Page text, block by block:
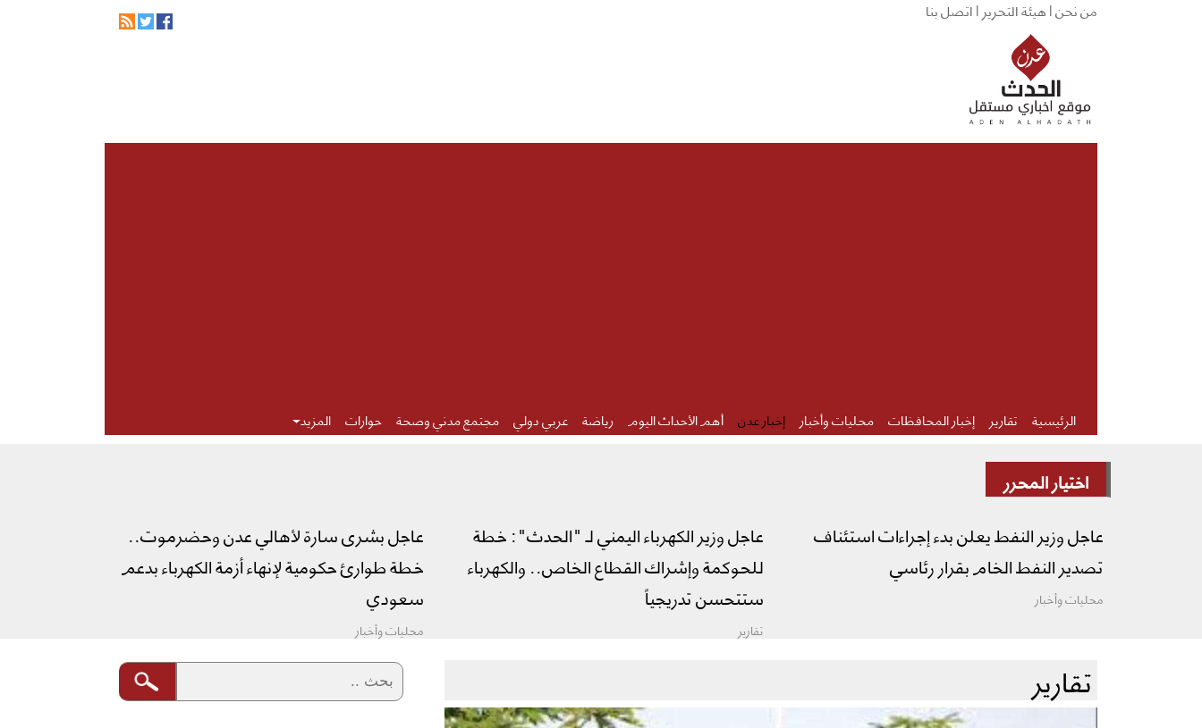
من نحن |هيئة التحرير |اتصل بنا
الرئيسية تقارير إخبار المحافظات محليات وأخبار إخبار عدن أهم الأحداث اليوم رياضة عربي دولي مجتمع مدني وصحة حوارات المزيد
اختيار المحرر
عاجل وزير النفط يعلن بدء إجراءات استئناف
تصدير النفط الخام بقرار رئاسي
محليات وأخبار
عاجل وزير الكهرباء اليمني لـ "الحدث": خطة
للحوكمة وإشراك القطاع الخاص.. والكهرباء
ستتحسن تدريجياً
تقارير
عاجل بشرى سارة لأهالي عدن وحضرموت..
خطة طوارئ حكومية لإنهاء أزمة الكهرباء بدعم
سعودي
محليات وأخبار
تقارير